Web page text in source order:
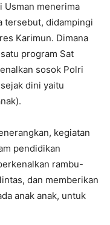
Usman menerima
tersebut, didampingi
Karimun. Dimana
program Sat
sosok Polri
dini yaitu
kegiatan
pendidikan
rambu-
dan memberikan
anak anak, untuk